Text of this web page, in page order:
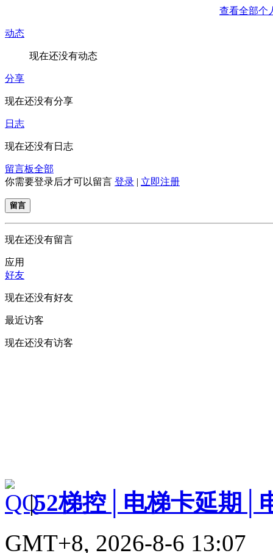
查看全部个
动态
现在还没有动态
分享
现在还没有分享
日志
现在还没有日志
留言板全部
你需要登录后才可以留言 登录 | 立即注册
留言
现在还没有留言
应用
好友
现在还没有好友
最近访客
现在还没有访客
|52梯控│电梯卡延期│
GMT+8, 2026-8-6 13:07